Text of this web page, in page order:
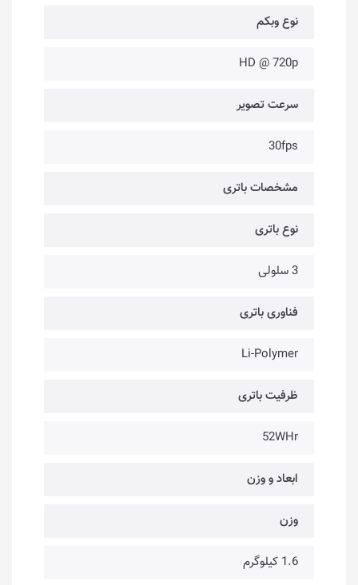
نوع وبکم
HD @ 720p
سرعت تصویر
30fps
مشخصات باتری
نوع باتری
3 سلولی
فناوری باتری
Li-Polymer
ظرفیت باتری
52WHr
ابعاد و وزن
وزن
1.6 کیلوگرم